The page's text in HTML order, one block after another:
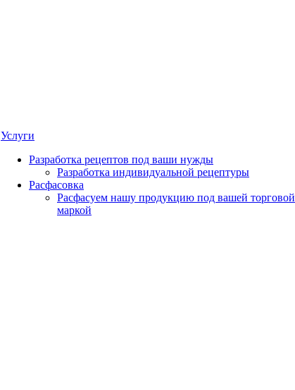
Услуги
Разработка рецептов под ваши нужды
Разработка индивидуальной рецептуры
Расфасовка
Расфасуем нашу продукцию под вашей торговой
маркой